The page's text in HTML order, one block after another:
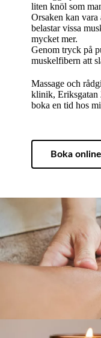
liten knöl som
Orsaken kan
belastar vissa
mycket mer.
Genom tryck på
muskelfibern att
Massage och
klinik, Eriksgatan
boka en tid hos
Boka online